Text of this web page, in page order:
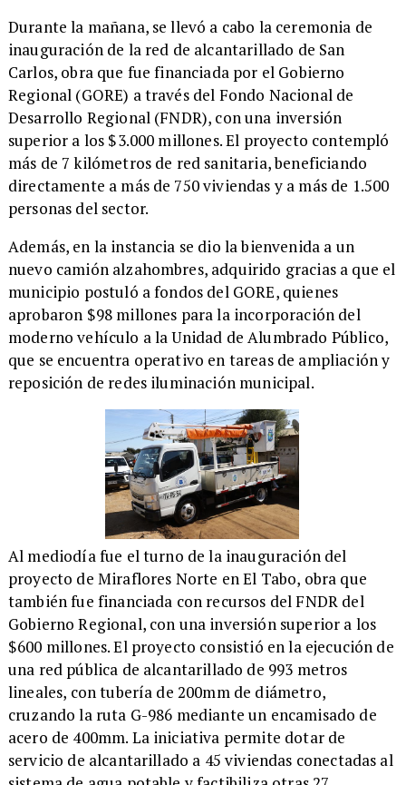
​Durante la mañana, se llevó a cabo la ceremonia de
inauguración de la red de alcantarillado de San
Carlos, obra que fue financiada por el Gobierno
Regional (GORE) a través del Fondo Nacional de
Desarrollo Regional (FNDR), con una inversión
superior a los $3.000 millones. El proyecto contempló
más de 7 kilómetros de red sanitaria, beneficiando
directamente a más de 750 viviendas y a más de 1.500
personas del sector.
​Además, en la instancia se dio la bienvenida a un
nuevo camión alzahombres, adquirido gracias a que el
municipio postuló a fondos del GORE, quienes
aprobaron $98 millones para la incorporación del
moderno vehículo a la Unidad de Alumbrado Público,
que se encuentra operativo en tareas de ampliación y
reposición de redes iluminación municipal.
​​Al mediodía fue el turno de la inauguración del
proyecto de Miraflores Norte en El Tabo, obra que
también fue financiada con recursos del FNDR del
Gobierno Regional, con una inversión superior a los
$600 millones. El proyecto consistió en la ejecución de
una red pública de alcantarillado de 993 metros
lineales, con tubería de 200mm de diámetro,
cruzando la ruta G-986 mediante un encamisado de
acero de 400mm. La iniciativa permite dotar de
servicio de alcantarillado a 45 viviendas conectadas al